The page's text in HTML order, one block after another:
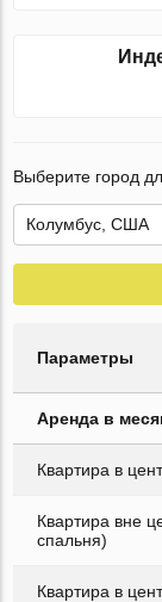
Выберите город
Параметры
Аренда в
Квартира в
Квартира вне
спальня)
Квартира в